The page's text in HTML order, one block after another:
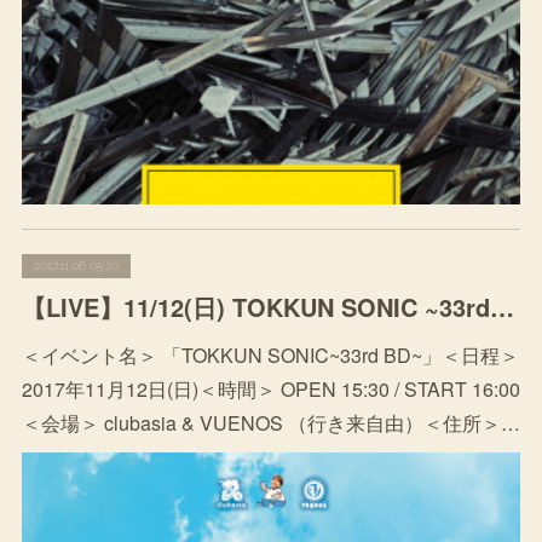
2017.11.06 05:20
【LIVE】11/12(日) TOKKUN SONIC ~33rd BD~ @ club asia & VUENOS
＜イベント名＞ 「TOKKUN SONIC~33rd BD~」＜日程＞
2017年11月12日(日)＜時間＞ OPEN 15:30 / START 16:00
＜会場＞ clubasia & VUENOS （行き来自由）＜住所＞…